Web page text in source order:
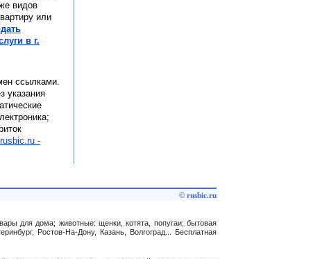
видов
или
в г.
ссылками.
указания
-
© rusbic.ru
для дома; животные: щенки, котята, попугаи; бытовая
Ростов-На-Дону, Казань, Волгоград... Бесплатная